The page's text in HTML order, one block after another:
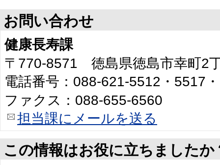
お問い合わせ
健康長寿課
〒770-8571 徳島県徳島市幸町2
電話番号：088-621-5512・5517
ファクス：088-655-6560
担当課にメールを送る
この情報はお役に立ちましたか